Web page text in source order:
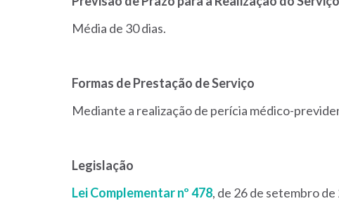
Média de 30 dias.
Formas de Prestação de Serviço
Mediante a realização de perícia médico-
Legislação
Lei Complementar nº 478, de 26 de setembro